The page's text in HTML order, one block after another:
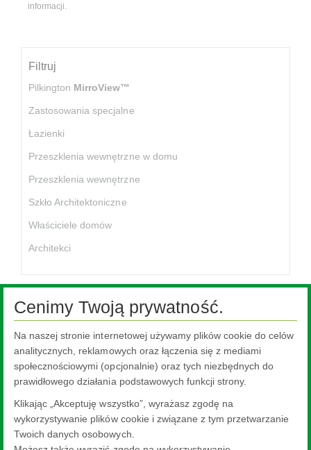
informacji.
Filtruj
Pilkington MirroView™
Zastosowania specjalne
Łazienki
Przeszklenia wewnętrzne w domu
Przeszklenia wewnętrzne
Szkło Architektoniczne
Właściciele domów
Architekci
Ta treść jest niedostępna, ponieważ wymaga włączenia plików
cookie, które są obecnie zablokowane. Aby zmienić swoje
ustawienia, kliknij tutaj.
Cenimy Twoją prywatność.
Na naszej stronie internetowej używamy plików cookie do celów
analitycznych, reklamowych oraz łączenia się z mediami
społecznościowymi (opcjonalnie) oraz tych niezbędnych do
prawidłowego działania podstawowych funkcji strony.
Klikając „Akceptuję wszystko”, wyrażasz zgodę na
wykorzystywanie plików cookie i związane z tym przetwarzanie
Twoich danych osobowych.